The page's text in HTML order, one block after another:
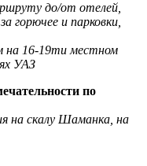
до/от отелей,
горючее и парковки,
на 16-19ти местном
УАЗ
по
на скалу Шаманка, на